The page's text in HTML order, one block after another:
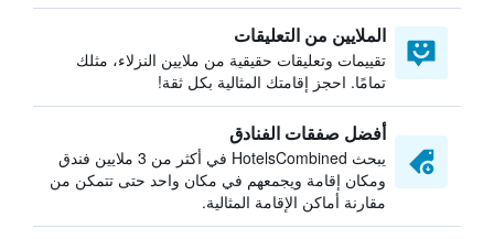
الملايين من التعليقات
تقييمات وتعليقات حقيقية من ملايين النزلاء، مثلك
تمامًا. احجز إقامتك المثالية بكل ثقة!
أفضل صفقات الفنادق
يبحث HotelsCombined في أكثر من 3 ملايين فندق
ومكان إقامة ويجمعهم في مكان واحد حتى تتمكن من
مقارنة أماكن الإقامة المثالية.